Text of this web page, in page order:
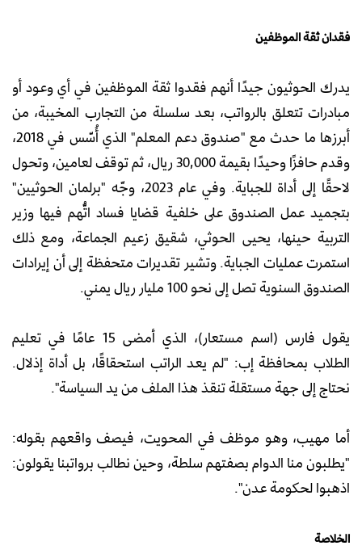
فقدان ثقة الموظفين
يدرك الحوثيون جيدًا أنهم فقدوا ثقة الموظفين في أي وعود أو
مبادرات تتعلق بالرواتب، بعد سلسلة من التجارب المخيبة، من
أبرزها ما حدث مع "صندوق دعم المعلم" الذي أُسّس في 2018،
وقدم حافزًا وحيدًا بقيمة 30,000 ريال، ثم توقف لعامين، وتحول
لاحقًا إلى أداة للجباية. وفي عام 2023، وجّه "برلمان الحوثيين"
بتجميد عمل الصندوق على خلفية قضايا فساد اتُّهم فيها وزير
التربية حينها، يحيى الحوثي، شقيق زعيم الجماعة، ومع ذلك
استمرت عمليات الجباية. وتشير تقديرات متحفظة إلى أن إيرادات
الصندوق السنوية تصل إلى نحو 100 مليار ريال يمني.
يقول فارس (اسم مستعار)، الذي أمضى 15 عامًا في تعليم
الطلاب بمحافظة إب: "لم يعد الراتب استحقاقًا، بل أداة إذلال.
نحتاج إلى جهة مستقلة تنقذ هذا الملف من يد السياسة".
أما مهيب، وهو موظف في المحويت، فيصف واقعهم بقوله:
"يطلبون منا الدوام بصفتهم سلطة، وحين نطالب برواتبنا يقولون:
اذهبوا لحكومة عدن".
الخلاصة